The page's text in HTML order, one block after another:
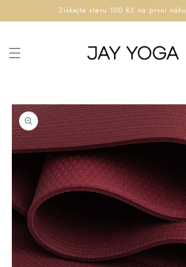
obsahu
Získejte slevu 100 Kč na první
informace
o
produktu